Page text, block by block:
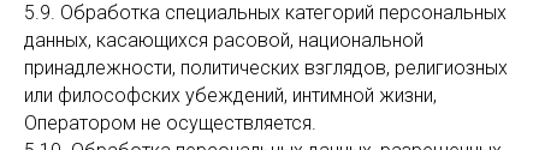
5.9. Обработка специальных категорий персональных
данных, касающихся расовой, национальной
принадлежности, политических взглядов, религиозных
или философских убеждений, интимной жизни,
Оператором не осуществляется.